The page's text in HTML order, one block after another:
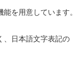
を用意しています。
、日本語文字表記の